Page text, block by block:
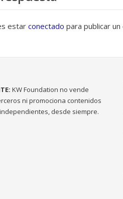
estar conectado para publicar
KW Foundation no vende
ni promociona contenidos
desde siempre.